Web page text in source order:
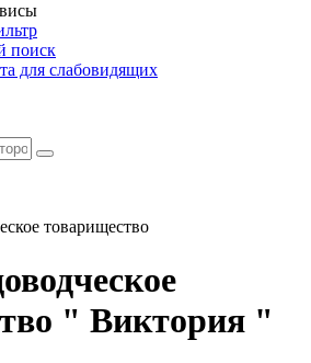
поиск
для слабовидящих
товарищество
" Виктория "